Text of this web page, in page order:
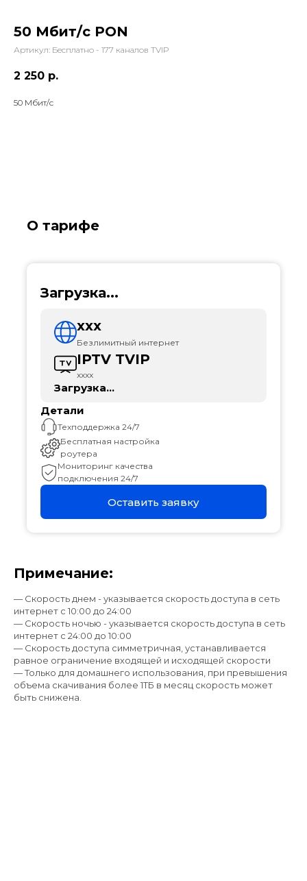
50 Мбит/с PON
Артикул: Бесплатно - 177 каналов TVIP
2 250 р.
50 Мбит/с
О тарифе
Загрузка...
xxx
Безлимитный интернет
IPTV TVIP
xxxx
Загрузка...
Детали
Техподдержка 24/7
Бесплатная настройка
роутера
Мониторинг качества
подключения 24/7
Оставить заявку
Примечание:
— Скорость днем - указывается скорость доступа в сеть
интернет с 10:00 до 24:00
— Скорость ночью - указывается скорость доступа в сеть
интернет с 24:00 до 10:00
— Скорость доступа симметричная, устанавливается
равное ограничение входящей и исходящей скорости
— Только для домашнего использования, при превышения
объема скачивания более 1ТБ в месяц скорость может
быть снижена.